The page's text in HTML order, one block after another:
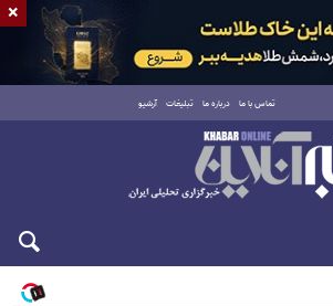
تماس با ما درباره ما تبلیغات آرشیو
شنبه ۱۷ مرداد ۱۴۰۵
×